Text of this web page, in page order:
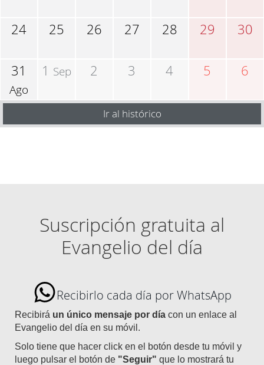
24 25 26 27 28 29 30
31
Ago
1 Sep 2 3 4 5 6
Ir al histórico
Suscripción gratuita al
Evangelio del día
Recibirlo cada día por WhatsApp
Recibirá un único mensaje por día con un enlace al
Evangelio del día en su móvil.
Solo tiene que hacer click en el botón desde tu móvil y
luego pulsar el botón de "Seguir" que lo mostrará tu